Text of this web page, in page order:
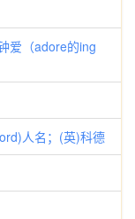
（adore的ing
人名；(英)科德